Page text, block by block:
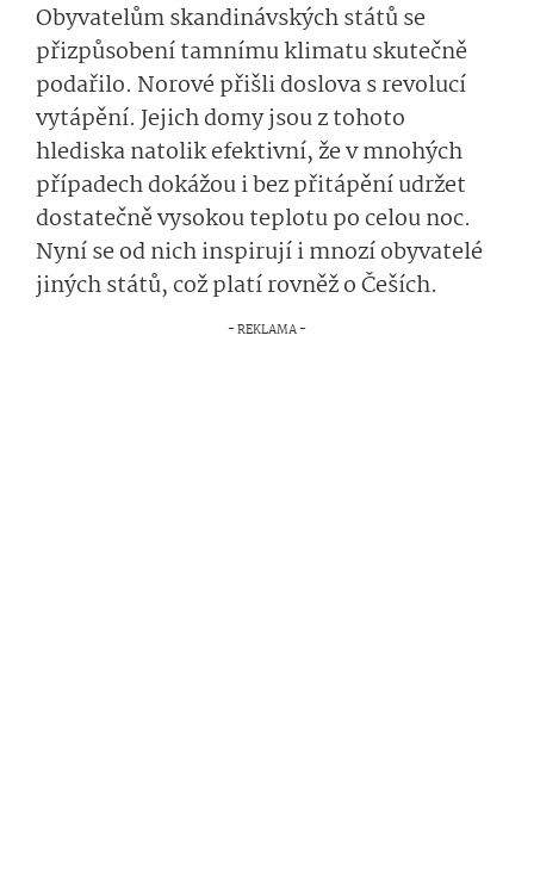
Obyvatelům skandinávských států se
přizpůsobení tamnímu klimatu skutečně
podařilo. Norové přišli doslova s revolucí
vytápění. Jejich domy jsou z tohoto
hlediska natolik efektivní, že v mnohých
případech dokážou i bez přitápění udržet
dostatečně vysokou teplotu po celou noc.
Nyní se od nich inspirují i mnozí obyvatelé
jiných států, což platí rovněž o Češích.